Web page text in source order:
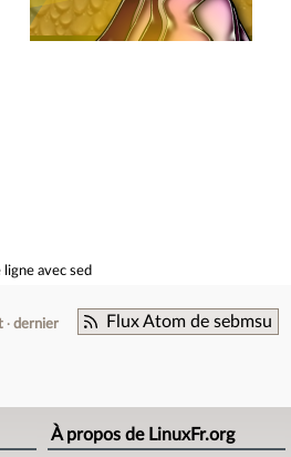
ligne avec sed
Flux Atom de sebmsu
dernier
À propos de LinuxFr.org